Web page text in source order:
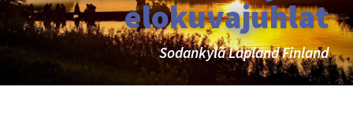
elokuvajuhlat
Sodankylä Lapland Finland